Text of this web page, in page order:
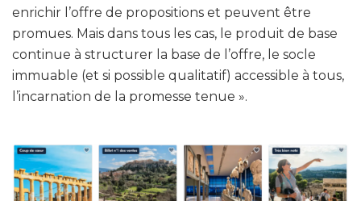
enrichir l’offre de propositions et peuvent être
promues. Mais dans tous les cas, le produit de base
continue à structurer la base de l’offre, le socle
immuable (et si possible qualitatif) accessible à tous,
l’incarnation de la promesse tenue ».